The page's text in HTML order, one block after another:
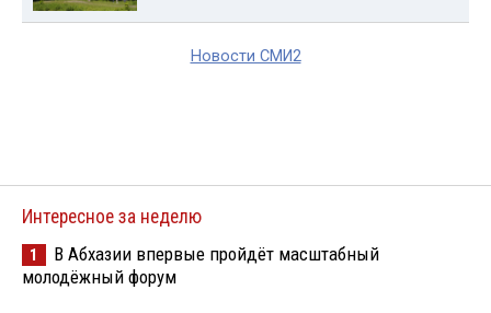
Новости СМИ2
Интересное за неделю
1
В Абхазии впервые пройдёт масштабный
молодёжный форум